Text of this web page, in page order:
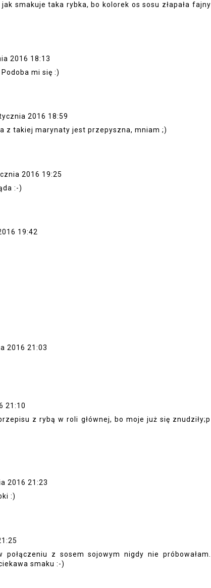
smakuje taka rybka, bo kolorek os sosu złapała fajny
2016 18:13
mi się :)
2016 18:59
z takiej marynaty jest przepyszna, mniam ;)
2016 19:25
:-)
19:42
2016 21:03
21:10
z rybą w roli głównej, bo moje już się znudziły;p
2016 21:23
:)
z sosem sojowym nigdy nie próbowałam.
smaku :-)